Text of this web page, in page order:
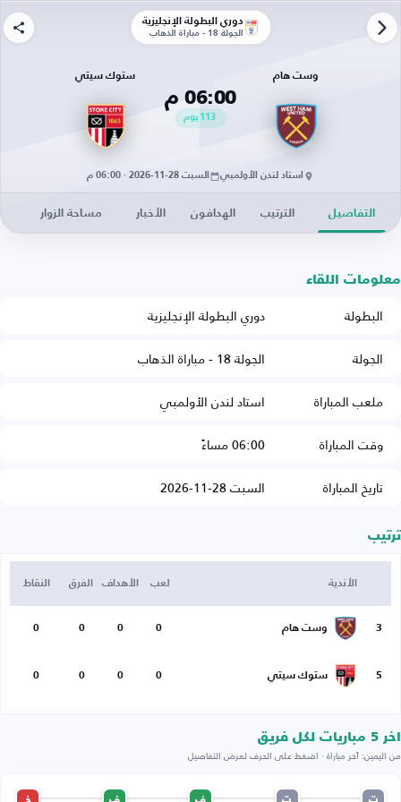
دوري البطولة الإنجليزية
الجولة 18 - مباراة الذهاب
وست هام
06:00 م
113 يوم
ستوك سيتي
استاد لندن الأولمبي السبت 28-11-2026 · 06:00 م
التفاصيل الترتيب الهدافون الأخبار مساحة الزوار
معلومات اللقاء
البطولة
دوري البطولة الإنجليزية
الجولة
الجولة 18 - مباراة الذهاب
ملعب المباراة
استاد لندن الأولمبي
وقت المباراة
06:00 مساءً
تاريخ المباراة
السبت 28-11-2026
ترتيب
الأندية لعب الأهداف الفرق النقاط
3 وست هام 0
0
0
0
5 ستوك سيتي 0
0
0
0
اخر 5 مباريات لكل فريق
من اليمين: آخر مباراة · اضغط على الحرف لعرض التفاصيل